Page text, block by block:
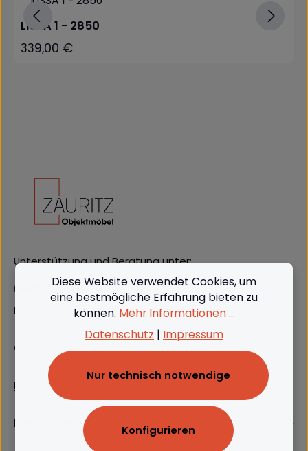
LISSA 1 - 2850
Regulärer Preis:
339,00 €
Unterstützung und Beratung unter:
(+49) 09562 3811380
Mo-Do: 08:00 - 16:00, Fr: 8:00 - 13:00
Oder über unserKontaktformular.
Produkte
Rechtliches
Diese Website verwendet Cookies, um
eine bestmögliche Erfahrung bieten zu
können. Mehr Informationen ...
Datenschutz | Impressum
Nur technisch notwendige
Konfigurieren